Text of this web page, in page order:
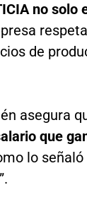
no solo
de
asegura
que
lo